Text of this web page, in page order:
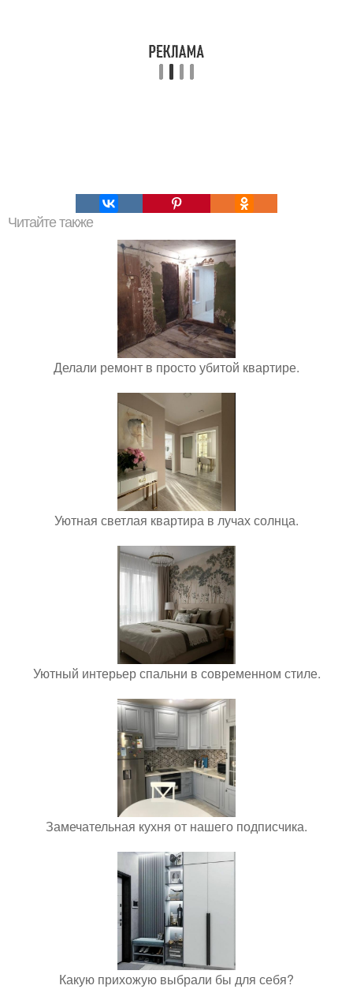
Читайте также
Делали ремонт в просто убитой квартире.
Уютная светлая квартира в лучах солнца.
Уютный интерьер спальни в современном стиле.
Замечательная кухня от нашего подписчика.
Какую прихожую выбрали бы для себя?